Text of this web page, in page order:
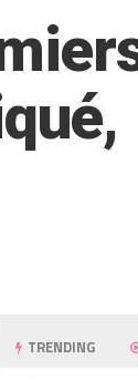
TRENDING